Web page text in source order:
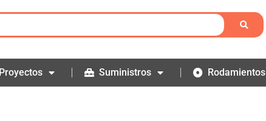
Proyectos Suministros Rodamientos